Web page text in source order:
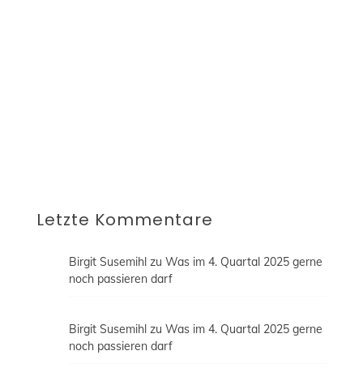
Letzte Kommentare
Birgit Susemihlzu Was im 4. Quartal 2025 gerne
noch passieren darf
Birgit Susemihlzu Was im 4. Quartal 2025 gerne
noch passieren darf